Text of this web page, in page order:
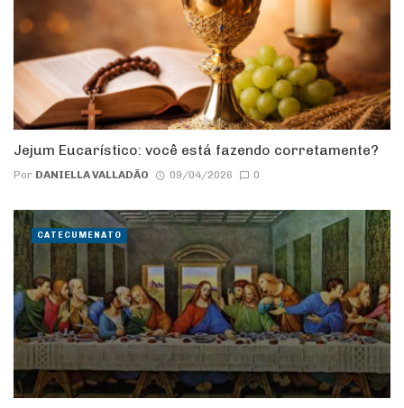
Jejum Eucarístico: você está fazendo corretamente?
Por DANIELLA VALLADÃO 09/04/2026 0
CATECUMENATO